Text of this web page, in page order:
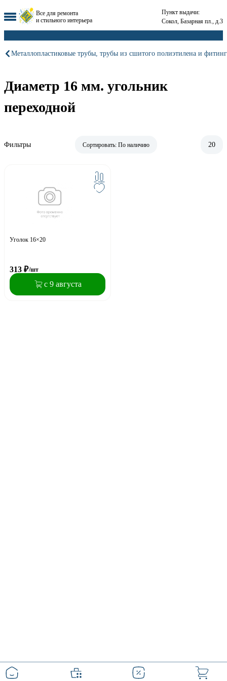
Все для ремонта
и стильного интерьера
Пункт выдачи:
Сокол, Базарная пл., д.3
Металлопластиковые трубы, трубы из сшитого полиэтилена и
Диаметр 16 мм. угольник
переходной
Фильтры Сортировать: По наличию 20
Уголок 16×20
313 ₽/шт
с 9 августа